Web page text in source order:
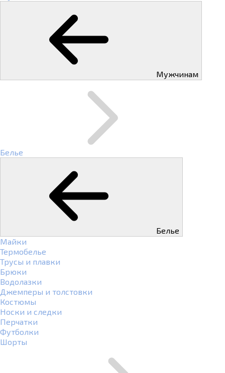
Мужчинам
Белье
Белье
Майки
Термобелье
Трусы и плавки
Брюки
Водолазки
Джемперы и толстовки
Костюмы
Носки и следки
Перчатки
Футболки
Шорты